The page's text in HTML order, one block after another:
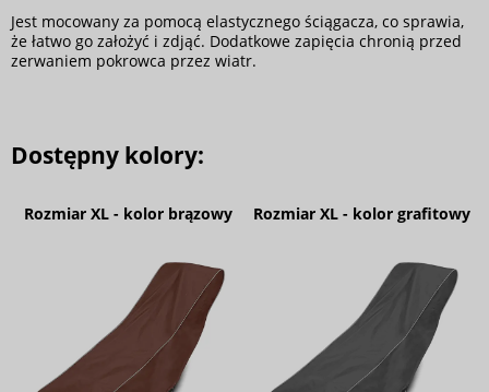
Jest mocowany za pomocą elastycznego ściągacza, co sprawia,
że łatwo go założyć i zdjąć. Dodatkowe zapięcia chronią przed
zerwaniem pokrowca przez wiatr.
Dostępny kolory:
Rozmiar XL - kolor brązowy Rozmiar XL - kolor grafitowy